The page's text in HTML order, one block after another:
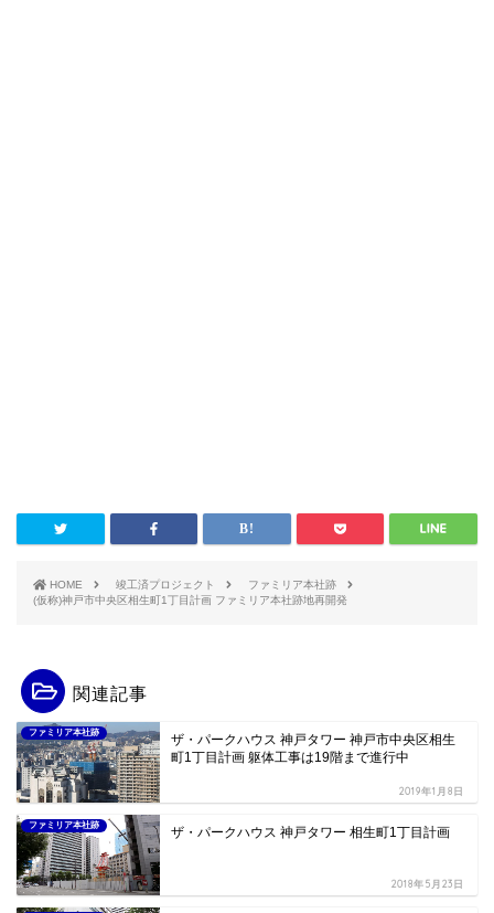
HOME 竣工済プロジェクト
ファミリア本社跡
(仮称)神戸市中央区相生町1丁目計画 ファミリア本社跡地再開発
関連記事
ファミリア本社跡
ザ・パークハウス 神戸タワー 神戸市中央区相生
町1丁目計画 躯体工事は19階まで進行中
2019年1月8日
ファミリア本社跡 ザ・パークハウス 神戸タワー 相生町1丁目計画
2018年5月23日